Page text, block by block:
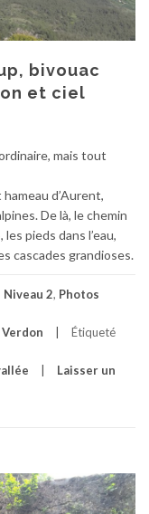
bivouac
et ciel
mais tout
d’Aurent,
De là, le chemin
pieds dans l’eau,
cascades grandioses.
Niveau 2, Photos
Étiqueté
Laisser un